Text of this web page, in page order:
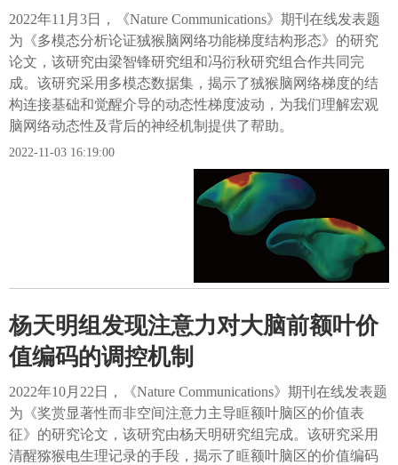
2022年11月3日，《Nature Communications》期刊在线发表题
为《多模态分析论证狨猴脑网络功能梯度结构形态》的研究
论文，该研究由梁智锋研究组和冯衍秋研究组合作共同完
成。该研究采用多模态数据集，揭示了狨猴脑网络梯度的结
构连接基础和觉醒介导的动态性梯度波动，为我们理解宏观
脑网络动态性及背后的神经机制提供了帮助。
2022-11-03 16:19:00
杨天明组发现注意力对大脑前额叶价
值编码的调控机制
2022年10月22日，《Nature Communications》期刊在线发表题
为《奖赏显著性而非空间注意力主导眶额叶脑区的价值表
征》的研究论文，该研究由杨天明研究组完成。该研究采用
清醒猕猴电生理记录的手段，揭示了眶额叶脑区的价值编码